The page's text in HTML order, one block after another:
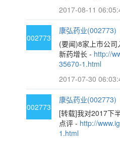
2017-08-11
002773
康弘药业(002773)
(要闻)8家上市公
新药增长 - http://
35670-1.html
2017-07-30
002773
康弘药业(002773)
[转载]我对2017下
点评 - http://
1.html